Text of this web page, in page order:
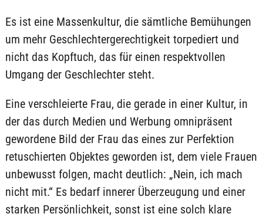
Es ist eine Massenkultur, die sämtliche Bemühungen
um mehr Geschlechtergerechtigkeit torpediert und
nicht das Kopftuch, das für einen respektvollen
Umgang der Geschlechter steht.
Eine verschleierte Frau, die gerade in einer Kultur, in
der das durch Medien und Werbung omnipräsent
gewordene Bild der Frau das eines zur Perfektion
retuschierten Objektes geworden ist, dem viele Frauen
unbewusst folgen, macht deutlich: „Nein, ich mach
nicht mit.“ Es bedarf innerer Überzeugung und einer
starken Persönlichkeit, sonst ist eine solch klare